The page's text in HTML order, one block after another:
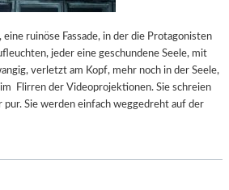
ruinöse Fassade, in der die Protagonisten
jeder eine geschundene Seele, mit
verletzt am Kopf, mehr noch in der Seele,
Flirren der Videoprojektionen. Sie schreien
pur. Sie werden einfach weggedreht auf der